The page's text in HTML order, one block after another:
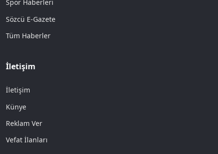
Spor Haberleri
Sözcü E-Gazete
Tüm Haberler
İletişim
İletişim
Künye
Reklam Ver
Vefat İlanları